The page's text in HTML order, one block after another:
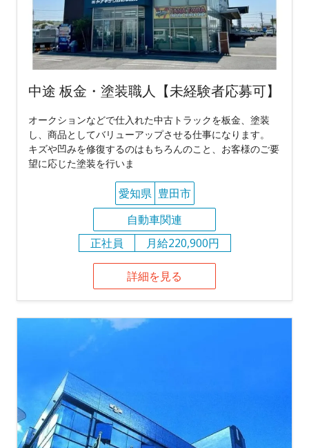
中途 板金・塗装職人【未経験者応募可】
オークションなどで仕入れた中古トラックを板金、塗装
し、商品としてバリューアップさせる仕事になります。
キズや凹みを修復するのはもちろんのこと、お客様のご要
望に応じた塗装を行いま
愛知県 豊田市
自動車関連
正社員
月給220,900円
詳細を見る